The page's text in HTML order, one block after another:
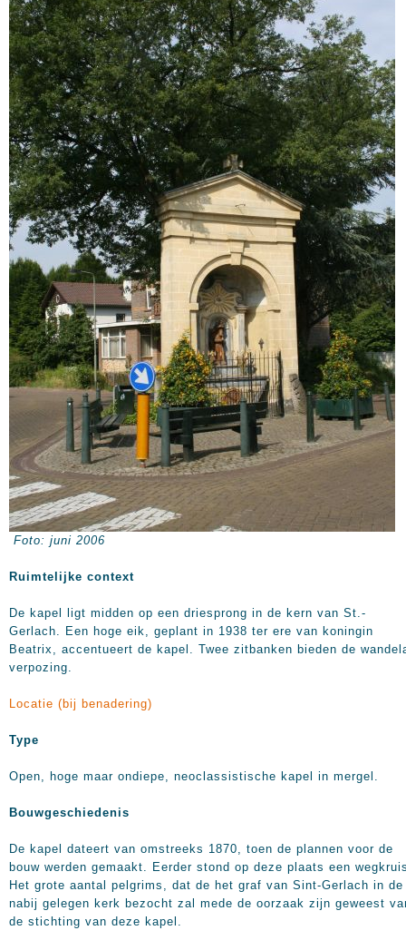
Foto: juni 2006
Ruimtelijke context
De kapel ligt midden op een driesprong in de kern van St.-
Gerlach. Een hoge eik, geplant in 1938 ter ere van koningin
Beatrix, accentueert de kapel. Twee zitbanken bieden de
verpozing.
Locatie (bij benadering)
Type
Open, hoge maar ondiepe, neoclassistische kapel in mergel.
Bouwgeschiedenis
De kapel dateert van omstreeks 1870, toen de plannen voor de
bouw werden gemaakt. Eerder stond op deze plaats een
Het grote aantal pelgrims, dat de het graf van Sint-Gerlach in de
nabij gelegen kerk bezocht zal mede de oorzaak zijn geweest
de stichting van deze kapel.